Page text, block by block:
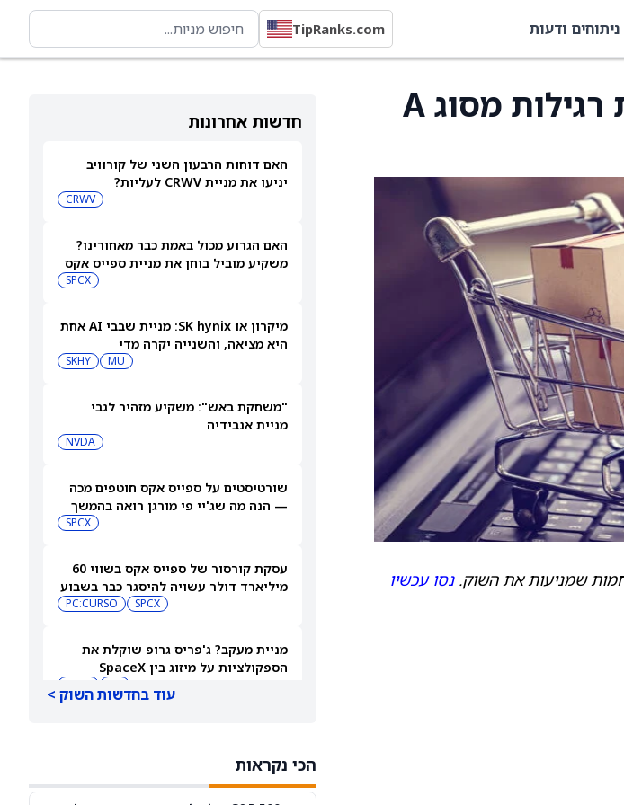
ניתוחים ודעות TipRanks.com
חדשות אחרונות
האם דוחות הרבעון השני של קורוויב
יניעו את מניית CRWV לעליות?
CRWV
האם הגרוע מכול באמת כבר מאחורינו?
משקיע מוביל בוחן את מניית ספייס אקס
SPCX
מיקרון או SK hynix: מניית שבבי AI אחת
היא מציאה, והשנייה יקרה מדי
MU
SKHY
"משחקת באש": משקיע מזהיר לגבי
מניית אנבידיה
NVDA
שורטיסטים על ספייס אקס חוטפים מכה
— הנה מה שג'יי פי מורגן רואה בהמשך
SPCX
עסקת קורסור של ספייס אקס בשווי 60
מיליארד דולר עשויה להיסגר כבר בשבוע
SPCX
PC:CURSO
מניית מעקב? ג'פריס גרופ שוקלת את
הספקולציות על מיזוג בין SpaceX
עוד בחדשות השוק >
הכי נקראות
Biglari מגישה בקשה למכירת מניות רגילות מסוג A
שמניעות את השוק.נסו עכשיו